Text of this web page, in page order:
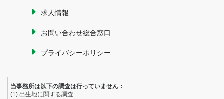
求人情報
お問い合わせ総合窓口
プライバシーポリシー
当事務所は以下の調査は行っていません：
(1) 出生地に関する調査